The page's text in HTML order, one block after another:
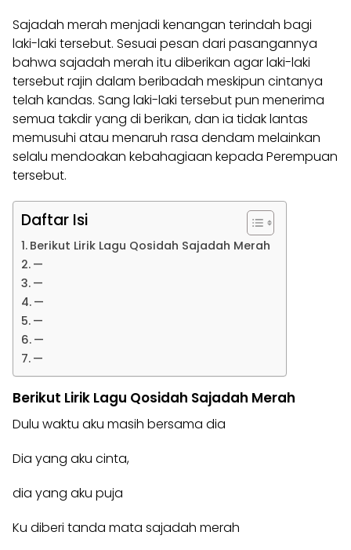
Sajadah merah menjadi kenangan terindah bagi
laki-laki tersebut. Sesuai pesan dari pasangannya
bahwa sajadah merah itu diberikan agar laki-laki
tersebut rajin dalam beribadah meskipun cintanya
telah kandas. Sang laki-laki tersebut pun menerima
semua takdir yang di berikan, dan ia tidak lantas
memusuhi atau menaruh rasa dendam melainkan
selalu mendoakan kebahagiaan kepada Perempuan
tersebut.
Daftar Isi
Berikut Lirik Lagu Qosidah Sajadah Merah
—
—
—
—
—
—
Berikut Lirik Lagu Qosidah Sajadah Merah
Dulu waktu aku masih bersama dia
Dia yang aku cinta,
dia yang aku puja
Ku diberi tanda mata sajadah merah